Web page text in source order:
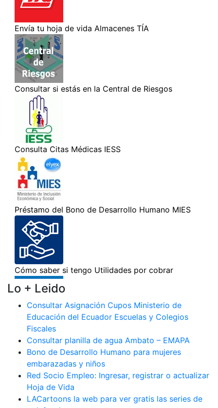
Lo + Leido
Consultar Asignación Cupos Ministerio de
Educación del Ecuador Escuelas y Colegios
Fiscales
Consultar planilla de agua Ambato – EMAPA
Bono de Desarrollo Humano para mujeres
embarazadas y niños
Red Socio Empleo: Ingresar, registrar o actualizar
Hoja de Vida
LACartoons la web para ver gratis las series de